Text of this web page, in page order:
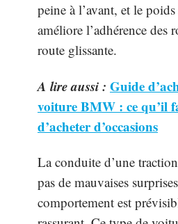
peine à l’avant, et le
améliore l’adhérence des
route glissante.
A lire aussi : Guide
voiture BMW : ce qu’il
d’acheter d’occasions
La conduite d’une
pas de mauvaises
comportement est